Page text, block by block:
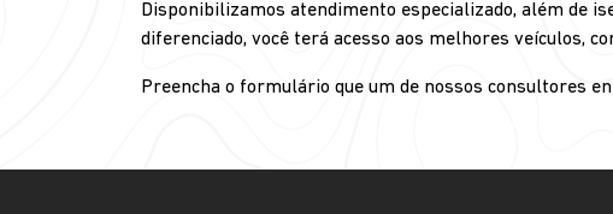
Disponibilizamos atendimento especializado, além de
diferenciado, você terá acesso aos melhores veículos,
Preencha o formulário que um de nossos consultores